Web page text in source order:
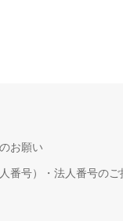
お願い
番号）・法人番号のご